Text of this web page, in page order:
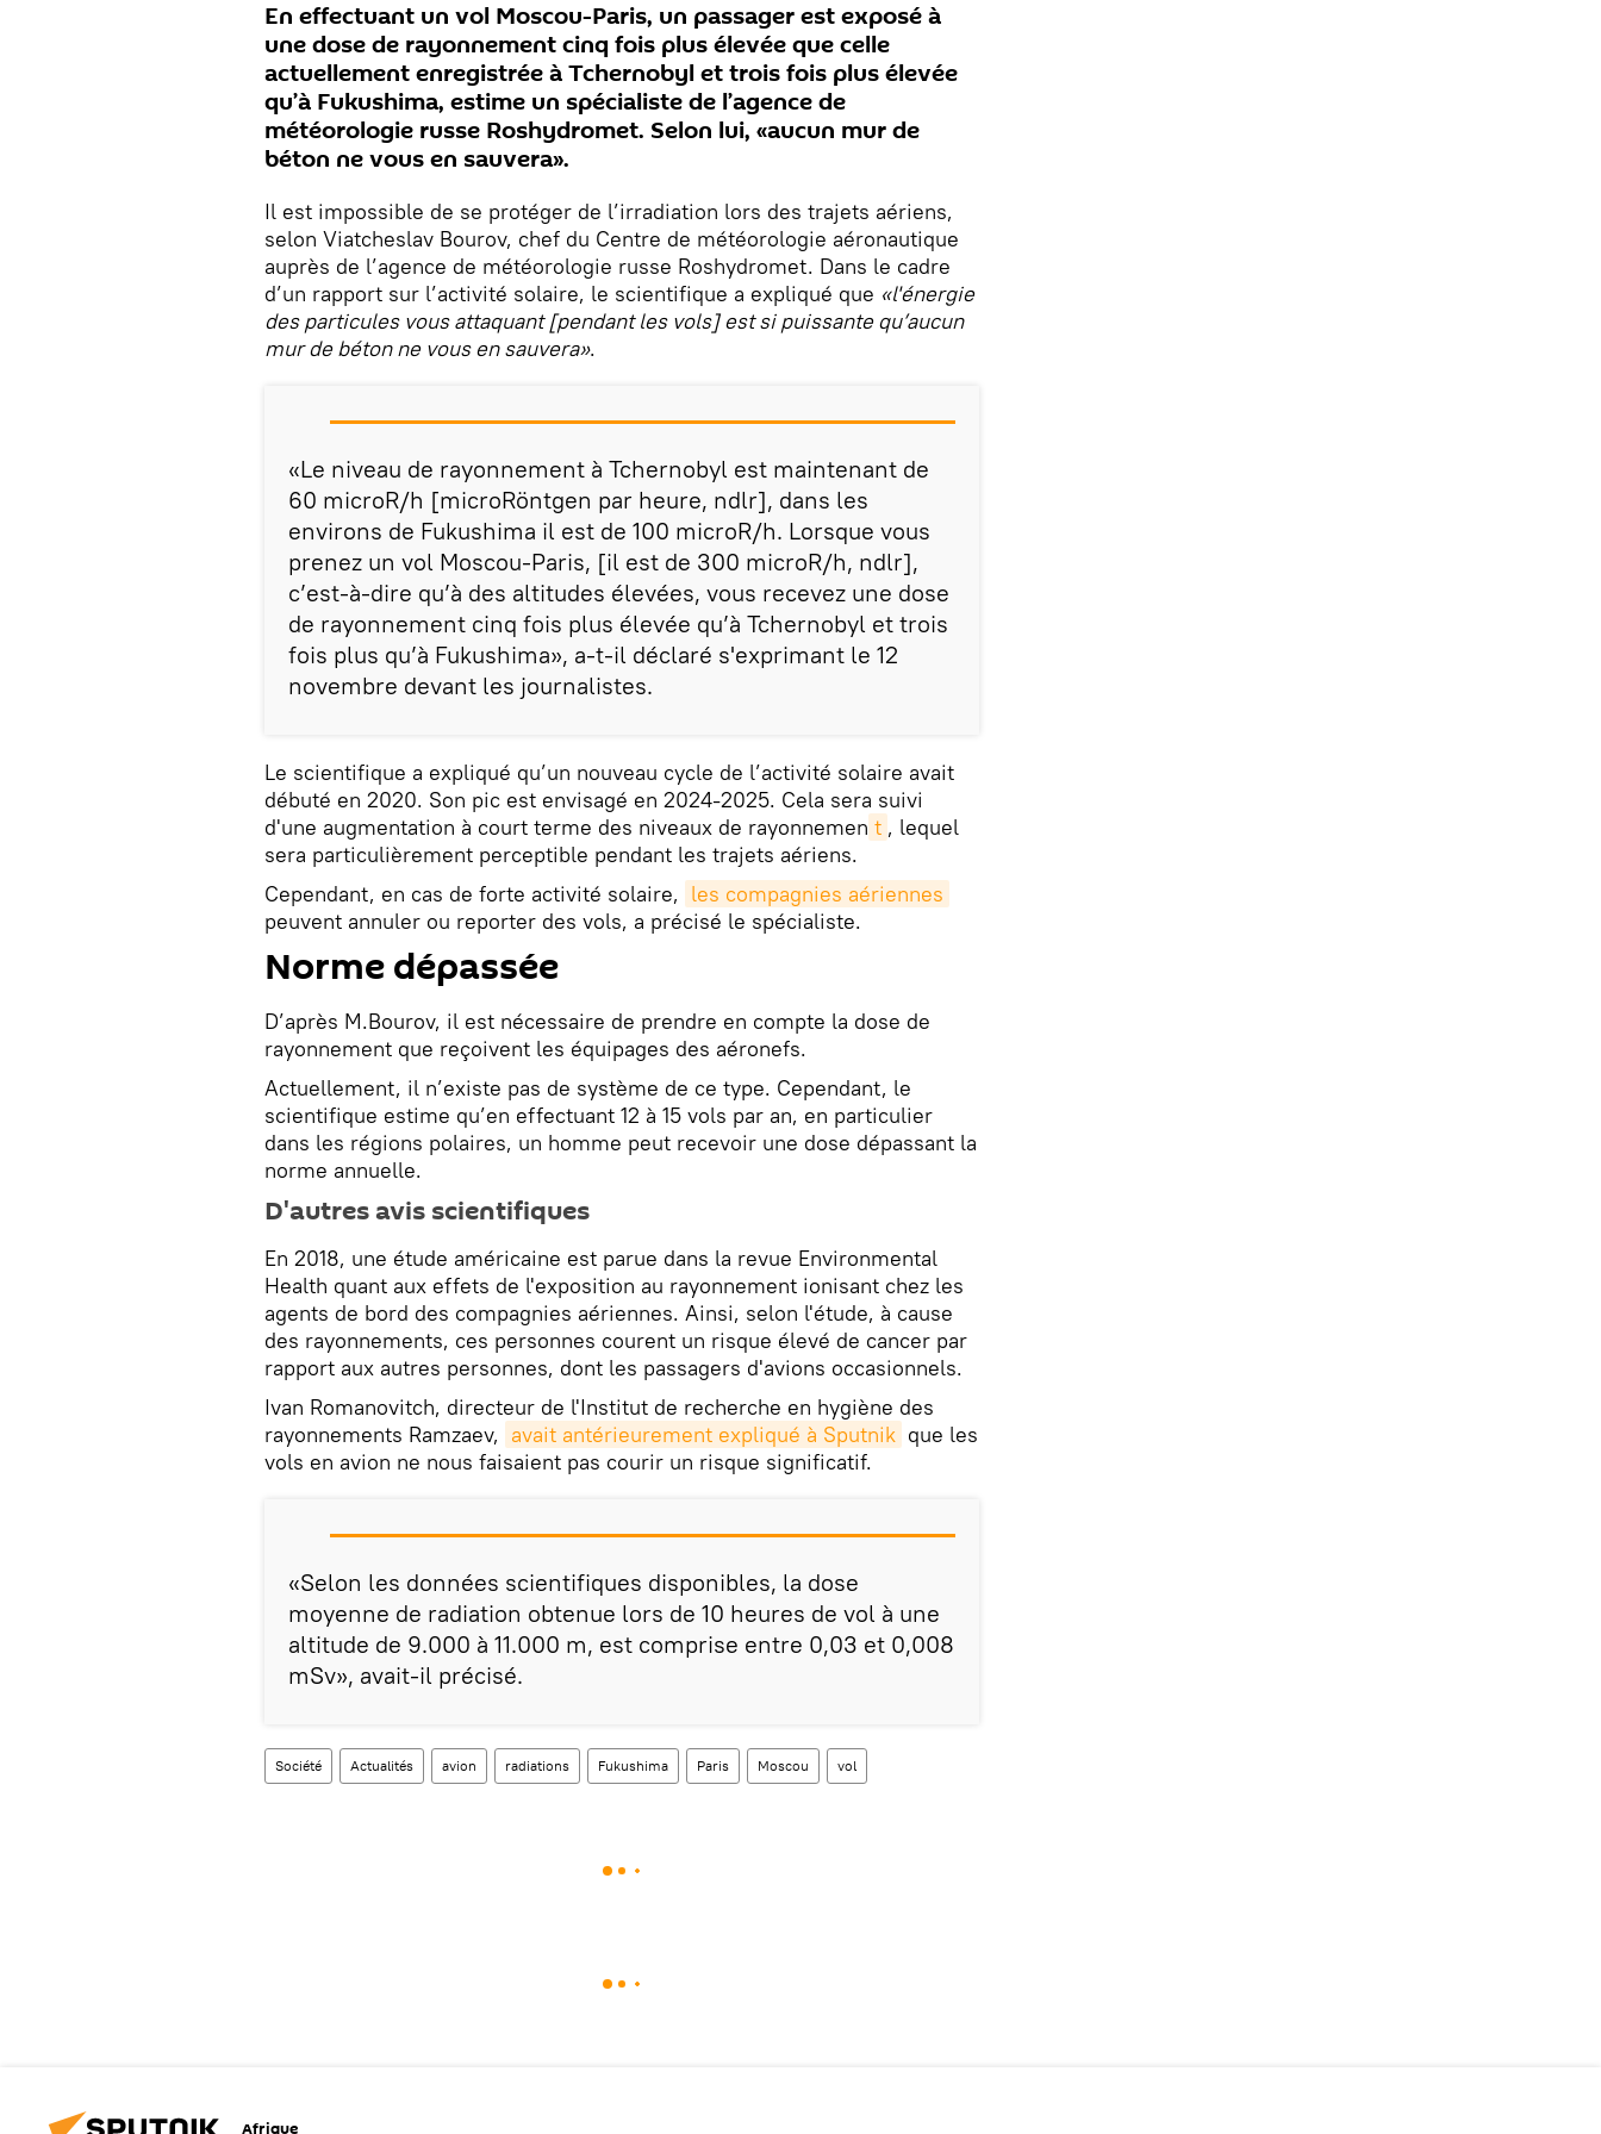
En effectuant un vol Moscou-Paris, un passager est exposé à
une dose de rayonnement cinq fois plus élevée que celle
actuellement enregistrée à Tchernobyl et trois fois plus élevée
qu’à Fukushima, estime un spécialiste de l’agence de
météorologie russe Roshydromet. Selon lui, «aucun mur de
béton ne vous en sauvera».
Il est impossible de se protéger de l’irradiation lors des trajets aériens,
selon Viatcheslav Bourov, chef du Centre de météorologie aéronautique
auprès de l’agence de météorologie russe Roshydromet. Dans le cadre
d’un rapport sur l’activité solaire, le scientifique a expliqué que «l'énergie
des particules vous attaquant [pendant les vols] est si puissante qu’aucun
mur de béton ne vous en sauvera».
«Le niveau de rayonnement à Tchernobyl est maintenant de
60 microR/h [microRöntgen par heure, ndlr], dans les
environs de Fukushima il est de 100 microR/h. Lorsque vous
prenez un vol Moscou-Paris, [il est de 300 microR/h, ndlr],
c’est-à-dire qu’à des altitudes élevées, vous recevez une dose
de rayonnement cinq fois plus élevée qu’à Tchernobyl et trois
fois plus qu’à Fukushima», a-t-il déclaré s'exprimant le 12
novembre devant les journalistes.
Le scientifique a expliqué qu’un nouveau cycle de l’activité solaire avait
débuté en 2020. Son pic est envisagé en 2024-2025. Cela sera suivi
d'une augmentation à court terme des niveaux de rayonnemen t , lequel
sera particulièrement perceptible pendant les trajets aériens.
Cependant, en cas de forte activité solaire, les compagnies aériennes
peuvent annuler ou reporter des vols, a précisé le spécialiste.
Norme dépassée
D’après M.Bourov, il est nécessaire de prendre en compte la dose de
rayonnement que reçoivent les équipages des aéronefs.
Actuellement, il n’existe pas de système de ce type. Cependant, le
scientifique estime qu’en effectuant 12 à 15 vols par an, en particulier
dans les régions polaires, un homme peut recevoir une dose dépassant la
norme annuelle.
D'autres avis scientifiques
En 2018, une étude américaine est parue dans la revue Environmental
Health quant aux effets de l'exposition au rayonnement ionisant chez les
agents de bord des compagnies aériennes. Ainsi, selon l'étude, à cause
des rayonnements, ces personnes courent un risque élevé de cancer par
rapport aux autres personnes, dont les passagers d'avions occasionnels.
Ivan Romanovitch, directeur de l'Institut de recherche en hygiène des
rayonnements Ramzaev, avait antérieurement expliqué à Sputnik que les
vols en avion ne nous faisaient pas courir un risque significatif.
«Selon les données scientifiques disponibles, la dose
moyenne de radiation obtenue lors de 10 heures de vol à une
altitude de 9.000 à 11.000 m, est comprise entre 0,03 et 0,008
mSv», avait-il précisé.
Société Actualités avion radiations Fukushima Paris Moscou vol
Afrique